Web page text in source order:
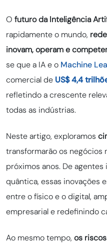
O futuro da Inteligência
rapidamente o mundo,
inovam, operam e
se que a IA e o Machine
comercial de US$ 4,4
refletindo a crescente
todas as indústrias.
Neste artigo, exploramos
transformarão os negócios
próximos anos. De
quântica, essas inovações
entre o físico e o digital,
empresarial e redefinindo
Ao mesmo tempo, os